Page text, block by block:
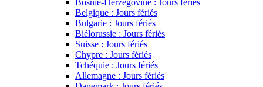
Belgique : Jours fériés
Bulgarie : Jours fériés
Biélorussie : Jours fériés
Suisse : Jours fériés
Chypre : Jours fériés
Tchéquie : Jours fériés
Allemagne : Jours fériés